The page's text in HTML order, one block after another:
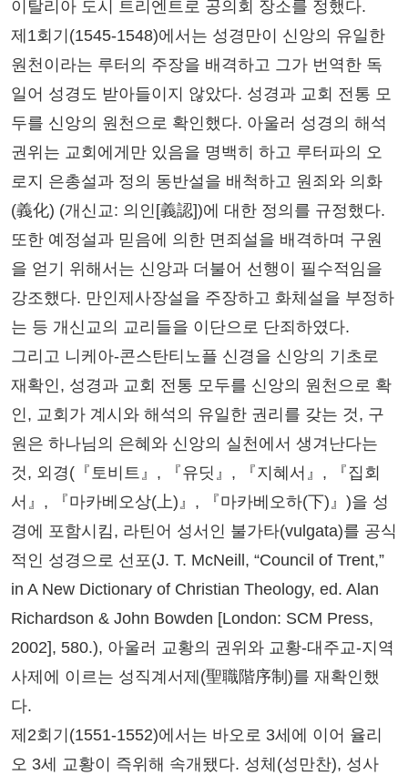
이탈리아 도시 트리엔트로 공의회 장소를 정했다.
제1회기(1545-1548)에서는 성경만이 신앙의 유일한
원천이라는 루터의 주장을 배격하고 그가 번역한 독
일어 성경도 받아들이지 않았다. 성경과 교회 전통 모
두를 신앙의 원천으로 확인했다. 아울러 성경의 해석
권위는 교회에게만 있음을 명백히 하고 루터파의 오
로지 은총설과 정의 동반설을 배척하고 원죄와 의화
(義化) (개신교: 의인[義認])에 대한 정의를 규정했다.
또한 예정설과 믿음에 의한 면죄설을 배격하며 구원
을 얻기 위해서는 신앙과 더불어 선행이 필수적임을
강조했다. 만인제사장설을 주장하고 화체설을 부정하
는 등 개신교의 교리들을 이단으로 단죄하였다.
그리고 니케아-콘스탄티노플 신경을 신앙의 기초로
재확인, 성경과 교회 전통 모두를 신앙의 원천으로 확
인, 교회가 계시와 해석의 유일한 권리를 갖는 것, 구
원은 하나님의 은혜와 신앙의 실천에서 생겨난다는
것, 외경(『토비트』, 『유딧』, 『지혜서』, 『집회
서』, 『마카베오상(上)』, 『마카베오하(下)』)을 성
경에 포함시킴, 라틴어 성서인 불가타(vulgata)를 공식
적인 성경으로 선포(J. T. McNeill, “Council of Trent,”
in A New Dictionary of Christian Theology, ed. Alan
Richardson & John Bowden [London: SCM Press,
2002], 580.), 아울러 교황의 권위와 교황-대주교-지역
사제에 이르는 성직계서제(聖職階序制)를 재확인했
다.
제2회기(1551-1552)에서는 바오로 3세에 이어 율리
오 3세 교황이 즉위해 속개됐다. 성체(성만찬), 성사